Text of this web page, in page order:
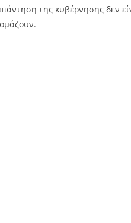
της κυβέρνησης δεν